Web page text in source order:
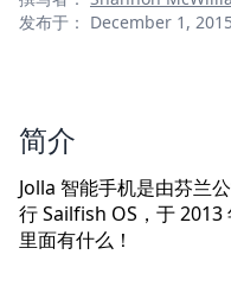
发布于： December 1, 2015
简介
Jolla 智能手机是由芬兰
行 Sailfish OS，于 2013
里面有什么！